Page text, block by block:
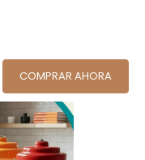
COMPRAR AHORA